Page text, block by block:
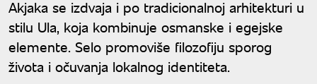
Akjaka se izdvaja i po tradicionalnoj arhitekturi u
stilu Ula, koja kombinuje osmanske i egejske
elemente. Selo promoviše filozofiju sporog
života i očuvanja lokalnog identiteta.